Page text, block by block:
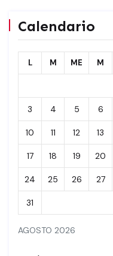
Calendario
AGOSTO 2026
L M ME M
3 4 5 6
10 11 12 13
17 18 19 20
24 25 26 27
31